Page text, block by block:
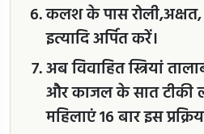
कलश के पास
इत्यादि अर्पित करें।
अब विवाहित स्त्रियां
और काजल के सात टीकी
महिलाएं 16 बार इस